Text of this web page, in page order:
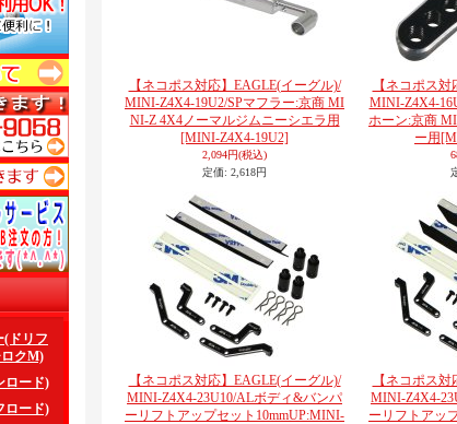
(ドリフ
ロクM)
ロード)
ロード)
【ネコポス対応】EAGLE(イーグル)/
MINI-Z4X4-19U2/SPマフラー:京商 MI
NI-Z 4X4ノーマルジムニーシエラ用
[MINI-Z4X4-19U2]
2,094円(税込)
定価: 2,618円
【ネコポス
MINI-Z4X4-
ホーン:京商
ー用
【ネコポス対応】EAGLE(イーグル)/
MINI-Z4X4-23U10/ALボディ&バンパ
ーリフトアップセット10mmUP:MINI-
【ネコポス
MINI-Z4X4-
ーリフトアッ